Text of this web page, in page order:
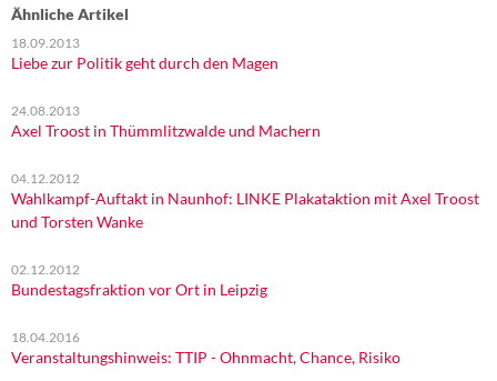
Ähnliche Artikel
18.09.2013
Liebe zur Politik geht durch den Magen
24.08.2013
Axel Troost in Thümmlitzwalde und Machern
04.12.2012
Wahlkampf-Auftakt in Naunhof: LINKE Plakataktion mit Axel Troost
und Torsten Wanke
02.12.2012
Bundestagsfraktion vor Ort in Leipzig
18.04.2016
Veranstaltungshinweis: TTIP - Ohnmacht, Chance, Risiko